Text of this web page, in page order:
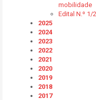
mobilidade
Edital N.º 1/
2025
2024
2023
2022
2021
2020
2019
2018
2017